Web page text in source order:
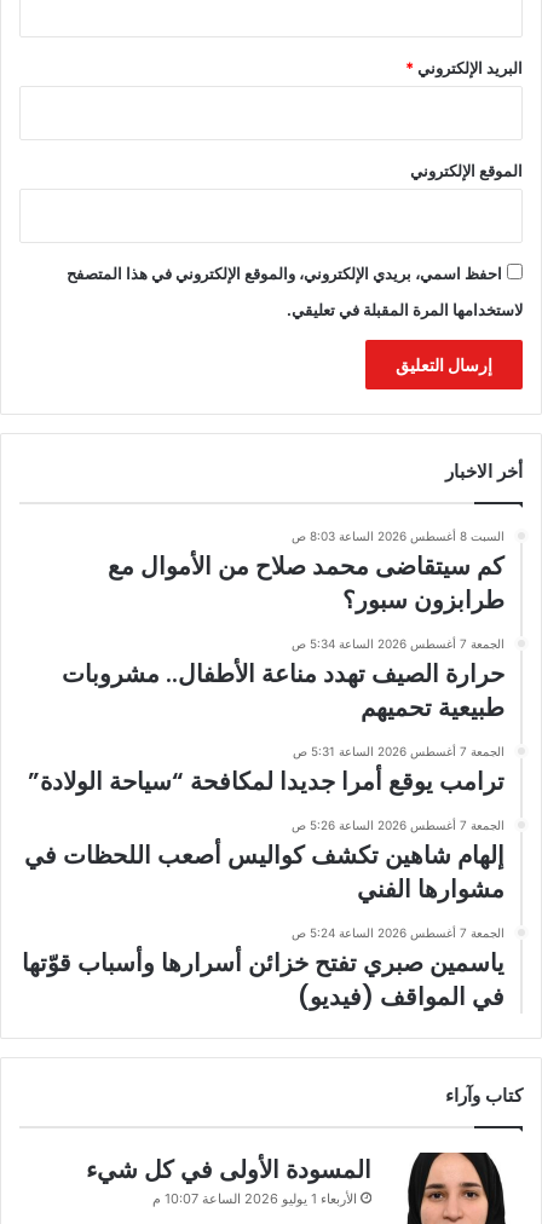
البريد الإلكتروني*
الموقع الإلكتروني
احفظ اسمي، بريدي الإلكتروني، والموقع الإلكتروني في هذا المتصفح
لاستخدامها المرة المقبلة في تعليقي.
أخر الاخبار
السبت 8 أغسطس 2026 الساعة 8:03 ص
كم سيتقاضى محمد صلاح من الأموال مع
طرابزون سبور؟
الجمعة 7 أغسطس 2026 الساعة 5:34 ص
حرارة الصيف تهدد مناعة الأطفال.. مشروبات
طبيعية تحميهم
الجمعة 7 أغسطس 2026 الساعة 5:31 ص
ترامب يوقع أمرا جديدا لمكافحة “سياحة الولادة”
الجمعة 7 أغسطس 2026 الساعة 5:26 ص
إلهام شاهين تكشف كواليس أصعب اللحظات في
مشوارها الفني
الجمعة 7 أغسطس 2026 الساعة 5:24 ص
ياسمين صبري تفتح خزائن أسرارها وأسباب قوّتها
في المواقف (فيديو)
كتاب وآراء
المسودة الأولى في كل شيء
الأربعاء 1 يوليو 2026 الساعة 10:07 م